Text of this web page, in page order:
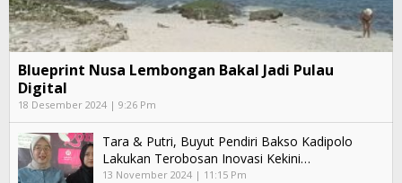
Blueprint Nusa Lembongan Bakal Jadi Pulau
Digital
18 Desember 2024 | 9:26 Pm
Tara & Putri, Buyut Pendiri Bakso Kadipolo
Lakukan Terobosan Inovasi Kekini…
13 November 2024 | 11:15 Pm